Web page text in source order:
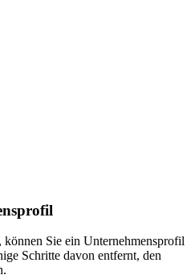
können Sie ein Unternehmensprofil
Schritte davon entfernt, den